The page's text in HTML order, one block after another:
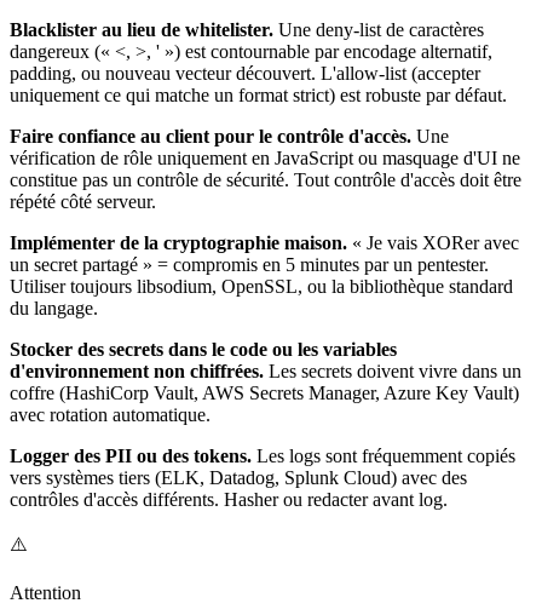
Blacklister au lieu de whitelister. Une deny-list de caractères
dangereux (« <, >, ' ») est contournable par encodage alternatif,
padding, ou nouveau vecteur découvert. L'allow-list (accepter
uniquement ce qui matche un format strict) est robuste par défaut.
Faire confiance au client pour le contrôle d'accès. Une
vérification de rôle uniquement en JavaScript ou masquage d'UI ne
constitue pas un contrôle de sécurité. Tout contrôle d'accès doit être
répété côté serveur.
Implémenter de la cryptographie maison. « Je vais XORer avec
un secret partagé » = compromis en 5 minutes par un pentester.
Utiliser toujours libsodium, OpenSSL, ou la bibliothèque standard
du langage.
Stocker des secrets dans le code ou les variables
d'environnement non chiffrées. Les secrets doivent vivre dans un
coffre (HashiCorp Vault, AWS Secrets Manager, Azure Key Vault)
avec rotation automatique.
Logger des PII ou des tokens. Les logs sont fréquemment copiés
vers systèmes tiers (ELK, Datadog, Splunk Cloud) avec des
contrôles d'accès différents. Hasher ou redacter avant log.
⚠️
Attention